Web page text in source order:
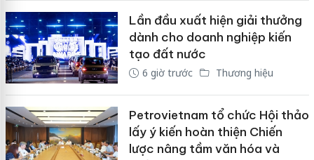
Lần đầu xuất hiện giải thưởng
dành cho doanh nghiệp kiến
tạo đất nước
6 giờ trước Thương hiệu
Petrovietnam tổ chức Hội thảo
lấy ý kiến hoàn thiện Chiến
lược nâng tầm văn hóa và